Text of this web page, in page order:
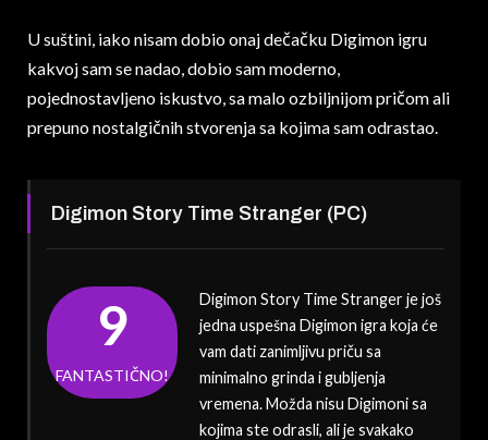
U suštini, iako nisam dobio onaj dečačku Digimon igru
kakvoj sam se nadao, dobio sam moderno,
pojednostavljeno iskustvo, sa malo ozbiljnijom pričom ali
prepuno nostalgičnih stvorenja sa kojima sam odrastao.
Digimon Story Time Stranger (PC)
9
FANTASTIČNO!
Digimon Story Time Stranger je još
jedna uspešna Digimon igra koja će
vam dati zanimljivu priču sa
minimalno grinda i gubljenja
vremena. Možda nisu Digimoni sa
kojima ste odrasli, ali je svakako